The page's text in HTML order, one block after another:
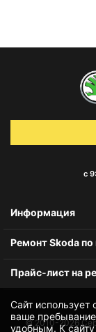
Сайт
ваше
удобным. К
с
Информация
Ремонт Skoda
Прайс-лист на
© 2010-2026